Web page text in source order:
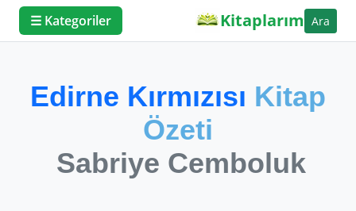
☰ Kategoriler Kitaplarım Ara
Edirne Kırmızısı Kitap
Özeti
Sabriye Cemboluk